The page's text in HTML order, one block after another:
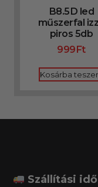
B8.5D led
műszerfal
piros 5db
999Ft
Kosárba
Szállítási